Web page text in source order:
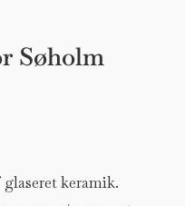
Søholm
keramik.